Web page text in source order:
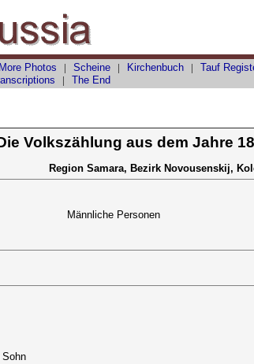
More Photos | Scheine| Kirchenbuch| Tauf
| The End
Volkszählung aus dem Jahre
Region Samara, Bezirk Novousenskij,
Männliche Personen